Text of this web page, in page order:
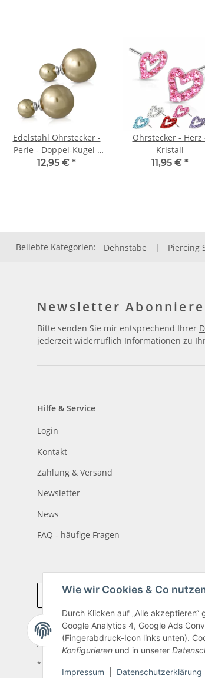
Wie wir Cookies & Co
Durch Klicken auf „Alle
Google Analytics 4, Google Ads
(Fingerabdruck-Icon links unten).
Konfigurieren und in unserer
Impressum Datenschutzerklärung
Edelstahl Ohrstecker -
Perle - Doppel-Kugel -
Gold - Metallic
12,95 € *
Ohrstecker - Herz
Kristall
11,95 € *
Beliebte Kategorien: Dehnstäbe | Piercing
Newsletter
Bitte senden Sie mir entsprechend Ihrer
jederzeit widerruflich Informationen zu
Hilfe & Service
Login
Kontakt
Zahlung & Versand
Newsletter
News
FAQ - häufige Fragen
Vertrag widerrufen
* Alle Preise inkl. gesetzlicher USt., zzgl.